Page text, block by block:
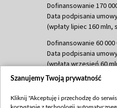
Dofinansowanie 170
Data podpisania
(wpłaty lipiec 160 mln,
Dofinansowanie 60 000
Data podpisania
(wpłata wrzesień 60
Dofinansowanie 635 783
(wpłata wrzesień 100
Szanujemy Twoją prywatność
Kliknij "Akceptuję i przechodzę do